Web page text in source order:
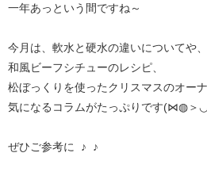
一年あっという間ですね～
今月は、軟水と硬水の違いについてや、
和風ビーフシチューのレシピ、
松ぼっくりを使ったクリスマスのオー
気になるコラムがたっぷりです(⋈◍
ぜひご参考に ♪ ♪